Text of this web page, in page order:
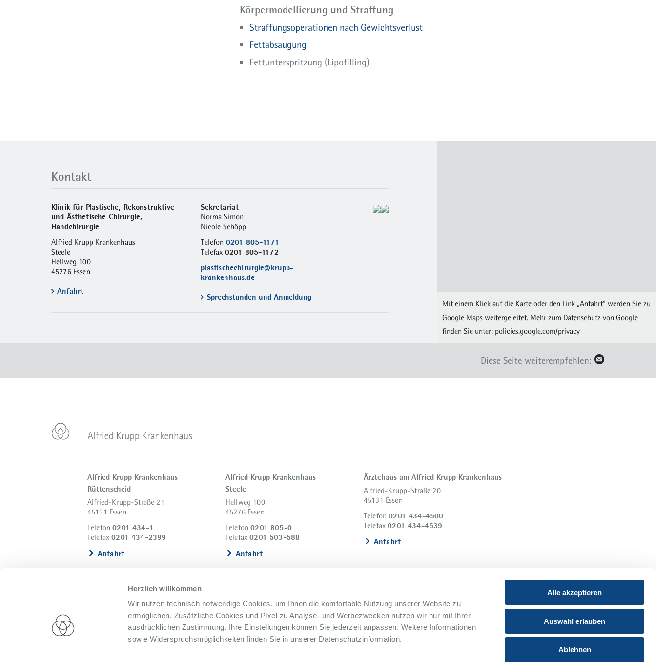
Herzlich willkommen
Wir nutzen technisch notwendige Cookies, um Ihnen die komfortable Nutzung unserer Website zu
ermöglichen. Zusätzliche Cookies und Pixel zu Analyse- und Werbezwecken nutzen wir nur mit Ihrer
ausdrücklichen Zustimmung. Ihre Einstellungen können Sie jederzeit anpassen. Weitere Informationen
sowie Widerspruchsmöglichkeiten finden Sie in unserer Datenschutzinformation.
Alle akzeptieren
Auswahl erlauben
Ablehnen
Körpermodellierung und Straffung
Straffungsoperationen nach Gewichtsverlust
Fettabsaugung
Fettunterspritzung (Lipofilling)
Kontakt
Klinik für Plastische, Rekonstruktive
und Ästhetische Chirurgie,
Handchirurgie
Alfried Krupp Krankenhaus
Steele
Hellweg 100
45276 Essen
Anfahrt
Sekretariat
Norma Simon
Nicole Schöpp
Telefon 0201 805-1171
Telefax 0201 805-1172
plastischechirurgie@krupp-
krankenhaus.de
Sprechstunden und Anmeldung
Mit einem Klick auf die Karte oder den Link „Anfahrt“ werden Sie zu
Google Maps weitergeleitet. Mehr zum Datenschutz von Google
finden Sie unter: policies.google.com/privacy
Diese Seite weiterempfehlen:
Alfried Krupp Krankenhaus
Rüttenscheid
Alfried-Krupp-Straße 21
45131 Essen
Telefon0201 434-1
Telefax0201 434-2399
Anfahrt
Alfried Krupp Krankenhaus
Steele
Hellweg 100
45276 Essen
Telefon0201 805-0
Telefax0201 503-588
Anfahrt
Ärztehaus am Alfried Krupp Krankenhaus
Alfried-Krupp-Straße 20
45131 Essen
Telefon0201 434-4500
Telefax0201 434-4539
Anfahrt
Instagram
Youtube
Xing